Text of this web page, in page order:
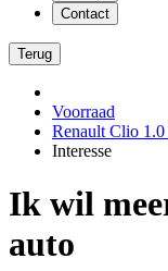
Contact
Terug
Voorraad
Renault Clio
Interesse
Ik wil
auto